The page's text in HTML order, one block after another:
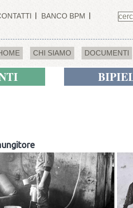
BANCO BPM
CHI SIAMO DOCUMENTI